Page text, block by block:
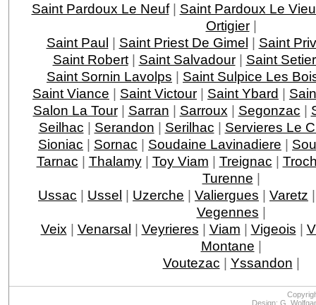
Saint Pardoux Le Neuf| Saint Pardoux Le
Ortigier|
Saint Paul | Saint Priest De Gimel | Saint
Saint Robert| Saint Salvadour| Saint
Saint Sornin Lavolps | Saint Sulpice Les
Saint Viance | Saint Victour | Saint Ybard |
Salon La Tour| Sarran | Sarroux | Segonzac |
Seilhac | Serandon | Serilhac | Servieres Le
Sioniac | Sornac | Soudaine Lavinadiere |
Tarnac | Thalamy| Toy Viam | Treignac |
Turenne |
Ussac | Ussel | Uzerche | Valiergues | Varetz
Vegennes |
Veix | Venarsal | Veyrieres | Viam | Vigeois |
Montane |
Voutezac | Yssandon |
Design: G.